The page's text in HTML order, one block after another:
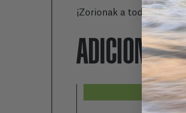
¡Zorionak a todas las